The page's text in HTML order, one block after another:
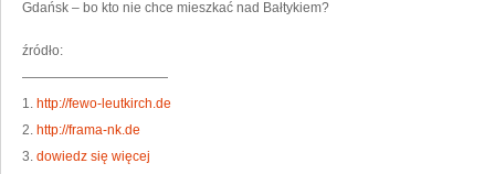
Gdańsk – bo kto nie chce mieszkać nad Bałtykiem?
źródło:
———————————
1. http://fewo-leutkirch.de
2. http://frama-nk.de
3. dowiedz się więcej